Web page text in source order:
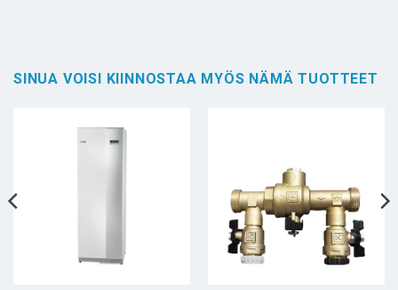
SINUA VOISI KIINNOSTAA MYÖS NÄMÄ TUOTTEET